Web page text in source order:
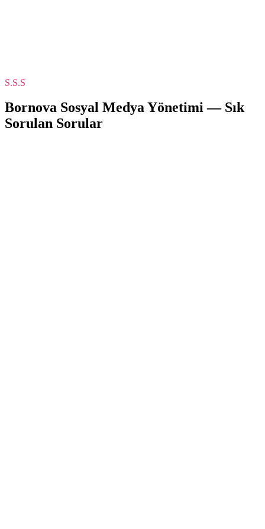
S.S.S
Bornova Sosyal Medya Yönetimi— Sık
Sorulan Sorular